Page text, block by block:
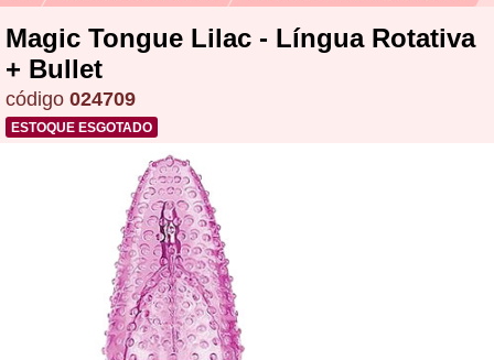
Magic Tongue Lilac - Língua Rotativa
+ Bullet
código 024709
ESTOQUE ESGOTADO